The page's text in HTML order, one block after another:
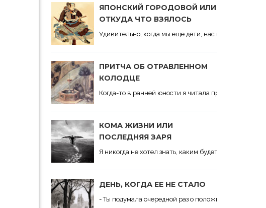
ЯПОНСКИЙ ГОРОДОВОЙ ИЛИ
ОТКУДА ЧТО ВЗЯЛОСЬ
Удивительно, когда мы еще дети, нас неподдельно
ПРИТЧА ОБ ОТРАВЛЕННОМ
КОЛОДЦЕ
Когда-то в ранней юности я читала притчу об
КОМА ЖИЗНИ ИЛИ
ПОСЛЕДНЯЯ ЗАРЯ
Я никогда не хотел знать, каким будет последний
ДЕНЬ, КОГДА ЕЕ НЕ СТАЛО
- Ты подумала очередной раз о положительном